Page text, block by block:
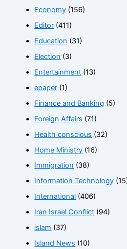
Economy (156)
Editor (411)
Education (31)
Election (3)
Entertainment (13)
epaper (1)
Finance and Banking (5)
Foreign Affairs (71)
Health conscious (32)
Home Ministry (16)
Immigration (38)
Information Technology
International (406)
Iran Israel Conflict (94)
islam (37)
Island News (10)